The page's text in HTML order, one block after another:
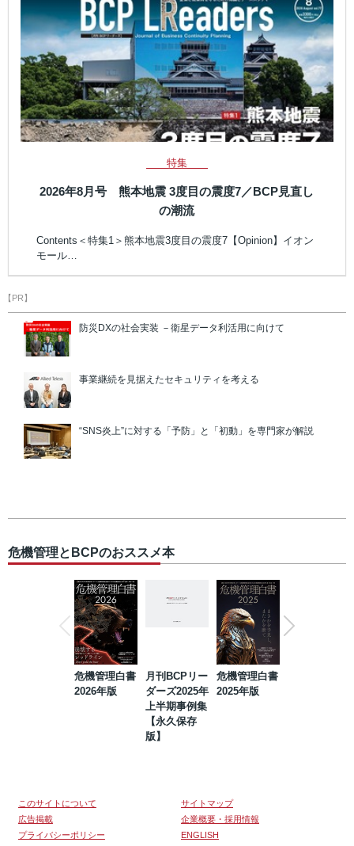
特集
2026年8月号 熊本地震 3度目の震度7／BCP見直し
の潮流
Contents＜特集1＞熊本地震3度目の震度7【Opinion】イオン
モール…
【PR】
防災DXの社会実装 －衛星データ利活用に向けて
事業継続を見据えたセキュリティを考える
“SNS炎上”に対する「予防」と「初動」を専門家が解説
危機管理とBCPのおススメ本
危機管理白書
2026年版
月刊BCPリー
ダーズ2025年
上半期事例集
【永久保存
版】
危機管理白書
2025年版
このサイトについて
サイトマップ
広告掲載
企業概要・採用情報
プライバシーポリシー
ENGLISH